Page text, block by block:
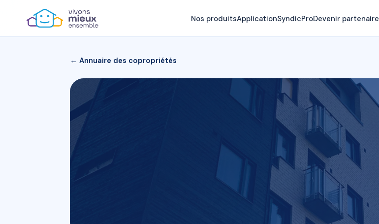
Nos produitsApplicationSyndicProDevenir partenaire
← Annuaire des copropriétés